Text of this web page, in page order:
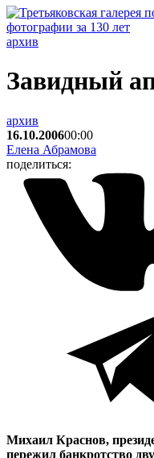
архив
Завидный
архив
16.10.200600:00
Елена Абрамова
поделиться:
Михаил Краснов,
пережил банкротство